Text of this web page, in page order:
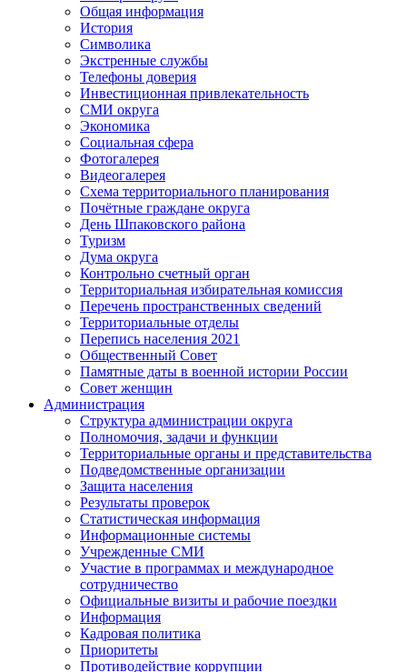
Общая информация
История
Символика
Экстренные службы
Телефоны доверия
Инвестиционная привлекательность
СМИ округа
Экономика
Социальная сфера
Фотогалерея
Видеогалерея
Схема территориального планирования
Почётные граждане округа
День Шпаковского района
Туризм
Дума округа
Контрольно счетный орган
Территориальная избирательная комиссия
Перечень пространственных сведений
Территориальные отделы
Перепись населения 2021
Общественный Совет
Памятные даты в военной истории России
Совет женщин
Администрация
Структура администрации округа
Полномочия, задачи и функции
Территориальные органы и представительства
Подведомственные организации
Защита населения
Результаты проверок
Статистическая информация
Информационные системы
Учрежденные СМИ
Участие в программах и международное
сотрудничество
Официальные визиты и рабочие поездки
Информация
Кадровая политика
Приоритеты
Противодействие коррупции